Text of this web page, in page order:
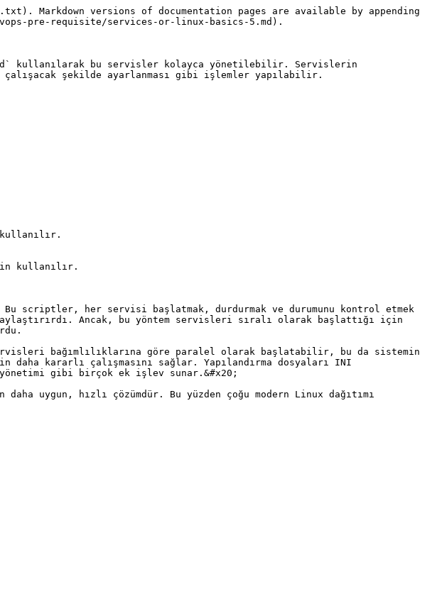
Markdown versions of documentation pages are available by appending
pre-requisite/services-or-linux-basics-5.md).
kullanılarak bu servisler kolayca yönetilebilir. Servislerin
çalışacak şekilde ayarlanması gibi işlemler yapılabilir.
kullanılır.
her servisi başlatmak, durdurmak ve durumunu kontrol etmek
Ancak, bu yöntem servisleri sıralı olarak başlattığı için
bağımlılıklarına göre paralel olarak başlatabilir, bu da sistemin
kararlı çalışmasını sağlar. Yapılandırma dosyaları INI
yönetimi gibi birçok ek işlev sunar.&#x20;
uygun, hızlı çözümdür. Bu yüzden çoğu modern Linux dağıtımı